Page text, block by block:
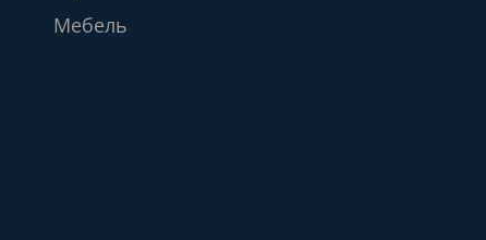
Мебель